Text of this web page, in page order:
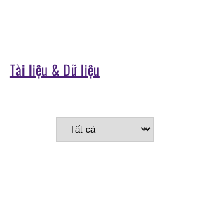
Tài liệu & Dữ liệu